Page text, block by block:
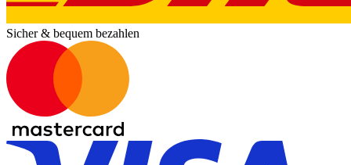
Sicher & bequem bezahlen